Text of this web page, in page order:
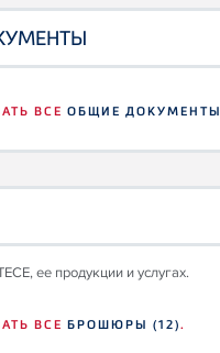
ВСЕ ОБЩИЕ ДОКУМЕНТЫ
ее продукции и услугах.
ВСЕ БРОШЮРЫ (12).